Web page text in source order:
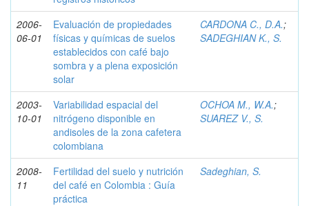
2006-
06-01
Evaluación de propiedades
físicas y químicas de suelos
establecidos con café bajo
sombra y a plena exposición
solar
CARDONA C., D.A.;
SADEGHIAN K., S.
2003-
10-01
Variabilidad espacial del
nitrógeno disponible en
andisoles de la zona cafetera
colombiana
OCHOA M., W.A.;
SUAREZ V., S.
2008-
11
Fertilidad del suelo y nutrición
del café en Colombia : Guía
práctica
Sadeghian, S.